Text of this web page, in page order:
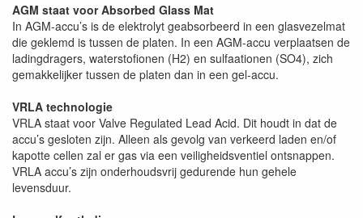
AGM staat voor Absorbed Glass Mat
In AGM-accu’s is de elektrolyt geabsorbeerd in een glasvezelmat
die geklemd is tussen de platen. In een AGM-accu verplaatsen de
ladingdragers, waterstofionen (H2) en sulfaationen (SO4), zich
gemakkelijker tussen de platen dan in een gel-accu.
VRLA technologie
VRLA staat voor Valve Regulated Lead Acid. Dit houdt in dat de
accu’s gesloten zijn. Alleen als gevolg van verkeerd laden en/of
kapotte cellen zal er gas via een veiligheidsventiel ontsnappen.
VRLA accu’s zijn onderhoudsvrij gedurende hun gehele
levensduur.